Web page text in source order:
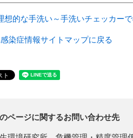
想的な手洗い～手洗いチェッカー
染症情報サイトマップに戻る
ページに関するお問い合わせ先